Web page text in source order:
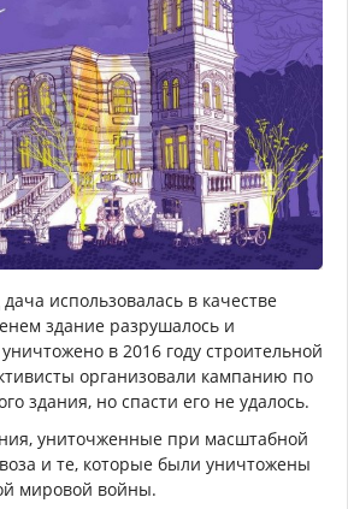
использовалась в качестве
здание разрушалось и
в 2016 году строительной
организовали кампанию по
здания, но спасти его не удалось.
униточженные при масштабной
и те, которые были уничтожены
мировой войны.